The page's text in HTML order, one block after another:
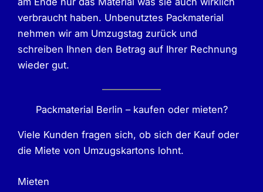
verbraucht haben. Unbenutztes Packmaterial
nehmen wir am Umzugstag zurück und
schreiben Ihnen den Betrag auf Ihrer Rechnung
wieder gut.
Packmaterial Berlin – kaufen oder mieten?
Viele Kunden fragen sich, ob sich der Kauf oder
die Miete von Umzugskartons lohnt.
Mieten